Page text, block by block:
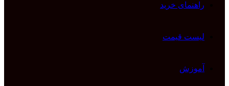
راهنمای خرید
لیست قیمت
آموزش